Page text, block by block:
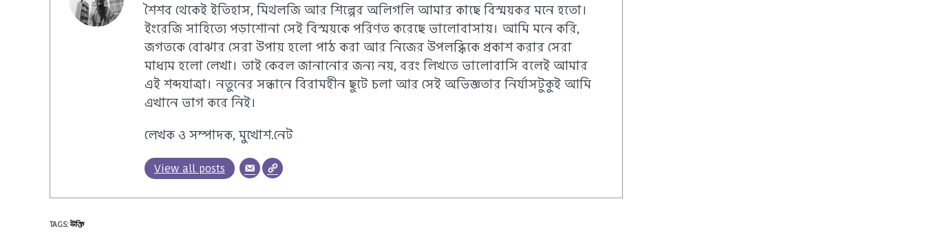
শৈশব থেকেই ইতিহাস, মিথলজি আর শিল্পের অলিগলি আমার কাছে বিস্ময়কর মনে হতো।
ইংরেজি সাহিত্যে পড়াশোনা সেই বিস্ময়কে পরিণত করেছে ভালোবাসায়। আমি মনে করি,
জগতকে বোঝার সেরা উপায় হলো পাঠ করা আর নিজের উপলব্ধিকে প্রকাশ করার সেরা
মাধ্যম হলো লেখা। তাই কেবল জানানোর জন্য নয়, বরং লিখতে ভালোবাসি বলেই আমার
এই শব্দযাত্রা। নতুনের সন্ধানে বিরামহীন ছুটে চলা আর সেই অভিজ্ঞতার নির্যাসটুকুই আমি
এখানে ভাগ করে নিই।
লেখক ও সম্পাদক, মুখোশ.নেট
View all posts
TAGS:উক্তি